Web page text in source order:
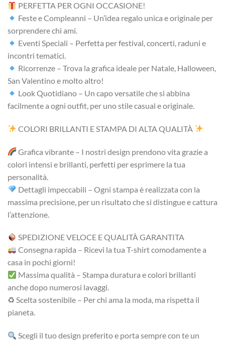
PERFETTA PER OGNI OCCASIONE!
Feste e Compleanni – Un’idea regalo unica e originale per
sorprendere chi ami.
Eventi Speciali – Perfetta per festival, concerti, raduni e
incontri tematici.
Ricorrenze – Trova la grafica ideale per Natale, Halloween,
San Valentino e molto altro!
Look Quotidiano – Un capo versatile che si abbina
facilmente a ogni outfit, per uno stile casual e originale.
COLORI BRILLANTI E STAMPA DI ALTA QUALITÀ
Grafica vibrante – I nostri design prendono vita grazie a
colori intensi e brillanti, perfetti per esprimere la tua
personalità.
Dettagli impeccabili – Ogni stampa è realizzata con la
massima precisione, per un risultato che si distingue e cattura
l’attenzione.
SPEDIZIONE VELOCE E QUALITÀ GARANTITA
Consegna rapida – Ricevi la tua T-shirt comodamente a
casa in pochi giorni!
Massima qualità – Stampa duratura e colori brillanti
anche dopo numerosi lavaggi.
♻ Scelta sostenibile – Per chi ama la moda, ma rispetta il
pianeta.
Scegli il tuo design preferito e porta sempre con te un